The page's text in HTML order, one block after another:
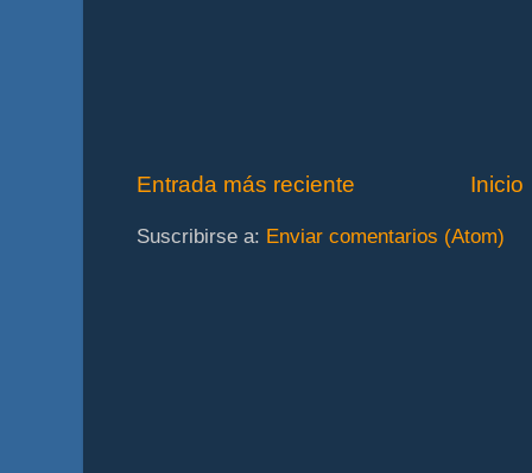
Entrada más reciente Inicio
Suscribirse a: Enviar comentarios (Atom)